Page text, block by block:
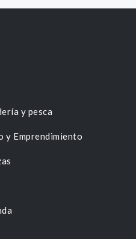
y pesca
y Emprendimiento